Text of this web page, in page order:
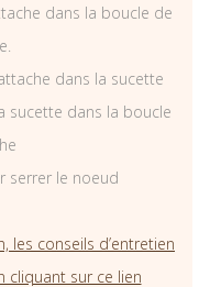
dans la boucle de
dans la sucette
sucette dans la boucle
serrer le noeud
les conseils d’entretien
cliquant sur ce lien